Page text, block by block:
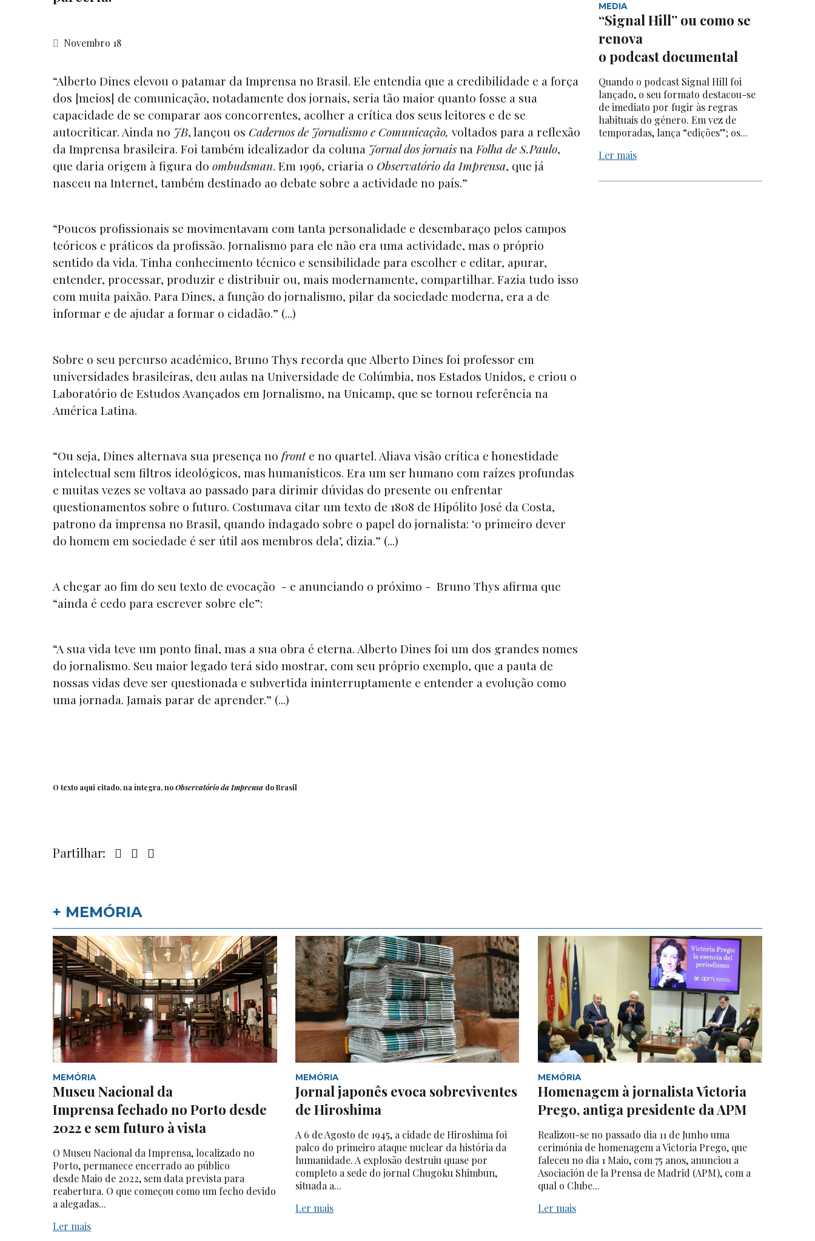
Novembro 18
“Alberto Dines elevou o patamar da Imprensa no Brasil. Ele entendia que a credibilidade e a força
dos [meios] de comunicação, notadamente dos jornais, seria tão maior quanto fosse a sua
capacidade de se comparar aos concorrentes, acolher a crítica dos seus leitores e de se
autocriticar. Ainda no JB, lançou os Cadernos de Jornalismo e Comunicação, voltados para a reflexão
da Imprensa brasileira. Foi também idealizador da coluna Jornal dos jornaisna Folha de S.Paulo,
que daria origem à figura do ombudsman. Em 1996, criaria o Observatório da Imprensa, que já
nasceu na Internet, também destinado ao debate sobre a actividade no país.”
“Poucos profissionais se movimentavam com tanta personalidade e desembaraço pelos campos
teóricos e práticos da profissão. Jornalismo para ele não era uma actividade, mas o próprio
sentido da vida. Tinha conhecimento técnico e sensibilidade para escolher e editar, apurar,
entender, processar, produzir e distribuir ou, mais modernamente, compartilhar. Fazia tudo isso
com muita paixão. Para Dines, a função do jornalismo, pilar da sociedade moderna, era a de
informar e de ajudar a formar o cidadão.” (...)
Sobre o seu percurso académico, Bruno Thys recorda que Alberto Dines foi professor em
universidades brasileiras, deu aulas na Universidade de Colúmbia, nos Estados Unidos, e criou o
Laboratório de Estudos Avançados em Jornalismo, na Unicamp, que se tornou referência na
América Latina.
“Ou seja, Dines alternava sua presença no fronte no quartel. Aliava visão crítica e honestidade
intelectual sem filtros ideológicos, mas humanísticos. Era um ser humano com raízes profundas
e muitas vezes se voltava ao passado para dirimir dúvidas do presente ou enfrentar
questionamentos sobre o futuro. Costumava citar um texto de 1808 de Hipólito José da Costa,
patrono da imprensa no Brasil, quando indagado sobre o papel do jornalista: ‘o primeiro dever
do homem em sociedade é ser útil aos membros dela’, dizia.” (...)
A chegar ao fim do seu texto de evocação - e anunciando o próximo - Bruno Thys afirma que
“ainda é cedo para escrever sobre ele”:
“A sua vida teve um ponto final, mas a sua obra é eterna. Alberto Dines foi um dos grandes nomes
do jornalismo. Seu maior legado terá sido mostrar, com seu próprio exemplo, que a pauta de
nossas vidas deve ser questionada e subvertida ininterruptamente e entender a evolução como
uma jornada. Jamais parar de aprender.” (...)
O texto aqui citado, na íntegra, noObservatório da Imprensa do Brasil
Partilhar:
MEDIA
“Signal Hill” ou como se
renova
o podcast documental
Quando o podcast Signal Hill foi
lançado, o seu formato destacou-se
de imediato por fugir às regras
habituais do género. Em vez de
temporadas, lança “edições”; os...
Ler mais
+ MEMÓRIA
MEMÓRIA
Museu Nacional da
Imprensa fechado no Porto desde
2022 e sem futuro à vista
O Museu Nacional da Imprensa, localizado no
Porto, permanece encerrado ao público
desde Maio de 2022, sem data prevista para
reabertura. O que começou como um fecho devido
a alegadas...
Ler mais
MEMÓRIA
Jornal japonês evoca sobreviventes
de Hiroshima
A 6 de Agosto de 1945, a cidade de Hiroshima foi
palco do primeiro ataque nuclear da história da
humanidade. A explosão destruiu quase por
completo a sede do jornal Chugoku Shimbun,
situada a...
Ler mais
MEMÓRIA
Homenagem à jornalista Victoria
Prego, antiga presidente da APM
Realizou-se no passado dia 11 de Junho uma
cerimónia de homenagem a Victoria Prego, que
faleceu no dia 1 Maio, com 75 anos, anunciou a
Asociación de la Prensa de Madrid (APM), com a
qual o Clube...
Ler mais